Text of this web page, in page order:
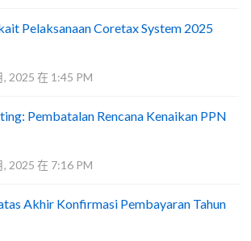
Pelaksanaan Coretax System 2025
, 2025 在 1:45 PM
Pembatalan Rencana Kenaikan PPN
, 2025 在 7:16 PM
Akhir Konfirmasi Pembayaran Tahun